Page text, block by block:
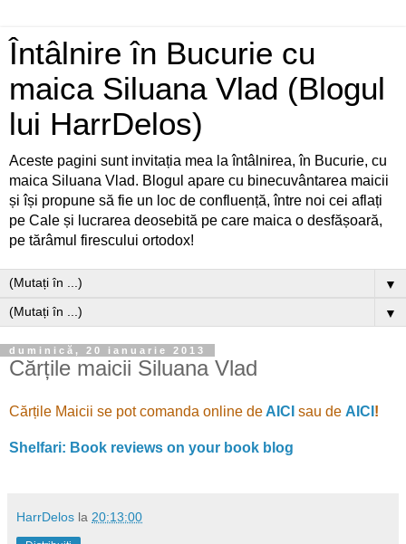
Întâlnire în Bucurie cu
maica Siluana Vlad (Blogul
lui HarrDelos)
Aceste pagini sunt invitația mea la întâlnirea, în Bucurie, cu
maica Siluana Vlad. Blogul apare cu binecuvântarea maicii
și își propune să fie un loc de confluență, între noi cei aflați
pe Cale și lucrarea deosebită pe care maica o desfășoară,
pe tărâmul firescului ortodox!
▼
▼
duminică, 20 ianuarie 2013
Cărțile maicii Siluana Vlad
Cărțile Maicii se pot comanda online de AICI sau de AICI !
Shelfari: Book reviews on your book blog
HarrDelos la 20:13:00